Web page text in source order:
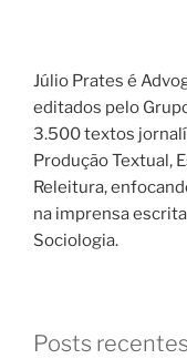
Júlio Prates é
editados pelo
3.500 textos
Produção Textual,
Releitura,
na imprensa
Sociologia.
Posts recentes